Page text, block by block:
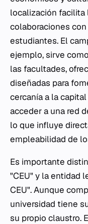
localización facilita
colaboraciones
estudiantes. El
ejemplo, sirve
las facultades,
diseñadas para
cercanía a la
acceder a una red
lo que influye
empleabilidad de
Es importante
"CEU" y la entidad
CEU". Aunque
universidad tiene
su propio claustro.